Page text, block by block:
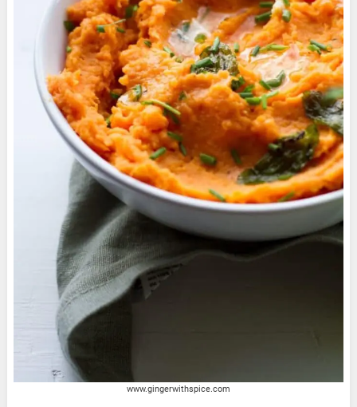
www.gingerwithspice.com